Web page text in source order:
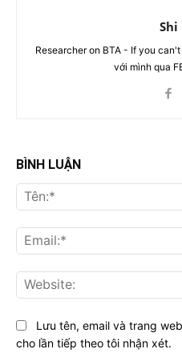
Shi
Researcher on BTA - If you
với mình qua
BÌNH LUẬN
Lưu tên, email và trang
cho lần tiếp theo tôi nhận xét.